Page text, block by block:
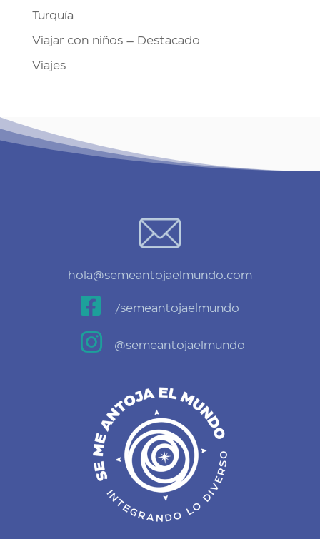
Turquía
Viajar con niños – Destacado
Viajes
hola@semeantojaelmundo.com
 /semeantojaelmundo
 @semeantojaelmundo